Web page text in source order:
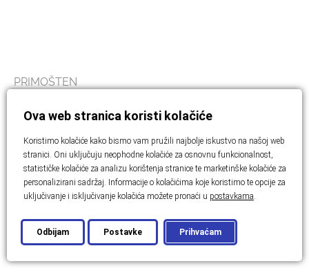
PRIMOŠTEN
Moderna luksuzna vila s bazenom –
300 m 2 Spavaće sobe: 4
Broj soba: 5
Cijena:1.690.000,00 €
Ova web stranica koristi kolačiće
Koristimo kolačiće kako bismo vam pružili najbolje iskustvo na našoj web
stranici. Oni uključuju neophodne kolačiće za osnovnu funkcionalnost,
statističke kolačiće za analizu korištenja stranice te marketinške kolačiće za
personalizirani sadržaj. Informacije o kolačićima koje koristimo te opcije za
uključivanje i isključivanje kolačića možete pronaći u postavkama.
Prihvaćam
Odbijam Postavke